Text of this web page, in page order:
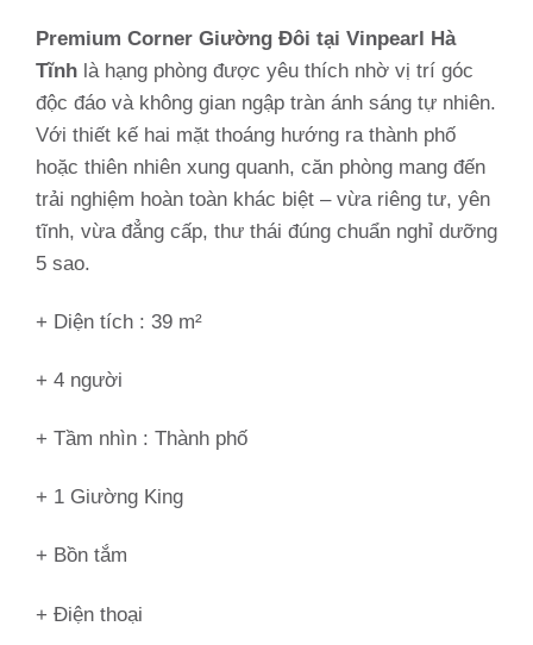
Premium Corner Giường Đôi tại Vinpearl Hà
Tĩnh là hạng phòng được yêu thích nhờ vị trí góc
độc đáo và không gian ngập tràn ánh sáng tự nhiên.
Với thiết kế hai mặt thoáng hướng ra thành phố
hoặc thiên nhiên xung quanh, căn phòng mang đến
trải nghiệm hoàn toàn khác biệt – vừa riêng tư, yên
tĩnh, vừa đẳng cấp, thư thái đúng chuẩn nghỉ dưỡng
5 sao.
+ Diện tích : 39 m²
+ 4 người
+ Tầm nhìn : Thành phố
+ 1 Giường King
+ Bồn tắm
+ Điện thoại